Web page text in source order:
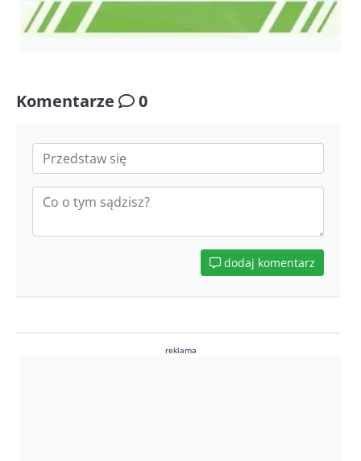
Komentarze 0
dodaj komentarz
reklama